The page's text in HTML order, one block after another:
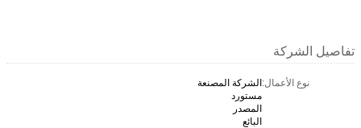
تفاصيل الشركة
نوع الأعمال:الشركة المصنعة
مستورد
المصدر
البائع